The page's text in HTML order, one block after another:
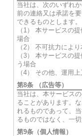
当社は、次のいずれ
前の連絡又は承諾を
できるものとします。
（1） 本サービスの
場合
（2） 不可抗力によ
（3） 本サービスの
う場合
（4） その他、運用
第8条 （広告等）
当社は、本サービス
ることがあります。
れるものであって、
るものではなく、一
第9条（個人情報）